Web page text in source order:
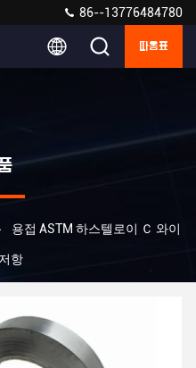
86--13776484780
따옴표
용접 ASTM 하스텔로이 Ｃ 와이
항